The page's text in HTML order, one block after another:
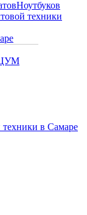
Ноутбуков
техники
техники в Самаре